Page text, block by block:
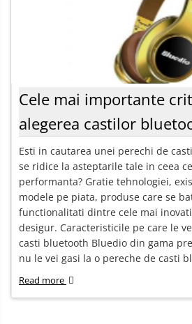
Cele mai importante
alegerea castilor
Esti in cautarea unei perechi de
se ridice la asteptarile tale in ceea
performanta? Gratie tehnologiei,
modele pe piata, produse care se
functionalitati dintre cele mai
desigur. Caracteristicile pe care le
casti bluetooth Bluedio din gama
nu le vei gasi la o pereche de casti
Read more